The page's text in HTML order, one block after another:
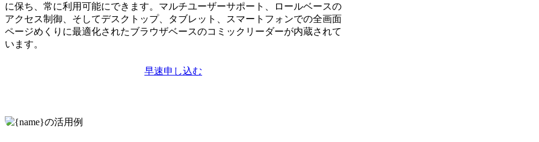
に保ち、常に利用可能にできます。マルチユーザーサポート、ロールベースの
アクセス制御、そしてデスクトップ、タブレット、スマートフォンでの全画面
ページめくりに最適化されたブラウザベースのコミックリーダーが内蔵されて
います。
早速申し込む